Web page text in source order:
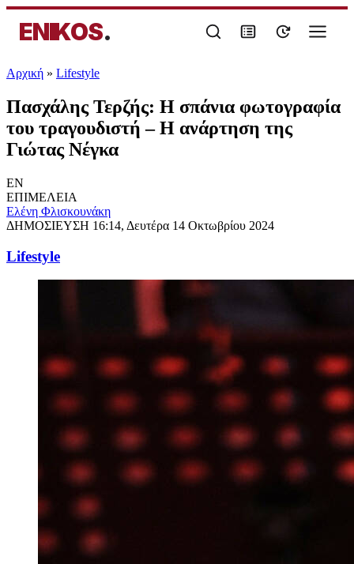
ENIKOS.
Αρχική » Lifestyle
Πασχάλης Τερζής: Η σπάνια φωτογραφία
του τραγουδιστή – Η ανάρτηση της
Γιώτας Νέγκα
EN
ΕΠΙΜΕΛΕΙΑ
Ελένη Φλισκουνάκη
ΔΗΜΟΣΙΕΥΣΗ 16:14, Δευτέρα 14 Οκτωβρίου 2024
Lifestyle